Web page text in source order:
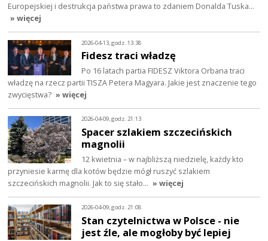
Europejskiej i destrukcja państwa prawa to zdaniem Donalda Tuska…
» więcej
2026-04-13, godz. 13:38
Fidesz traci władzę
Po 16 latach partia FIDESZ Viktora Orbana traci
władzę na rzecz partii TISZA Petera Magyara. Jakie jest znaczenie tego
zwycięstwa? » więcej
2026-04-09, godz. 21:13
Spacer szlakiem szczecińskich
magnolii
12 kwietnia – w najbliższą niedzielę, każdy kto
przyniesie karmę dla kotów będzie mógł ruszyć szlakiem
szczecińskich magnolii. Jak to się stało… » więcej
2026-04-09, godz. 21:08
Stan czytelnictwa w Polsce - nie
jest źle, ale mogłoby być lepiej